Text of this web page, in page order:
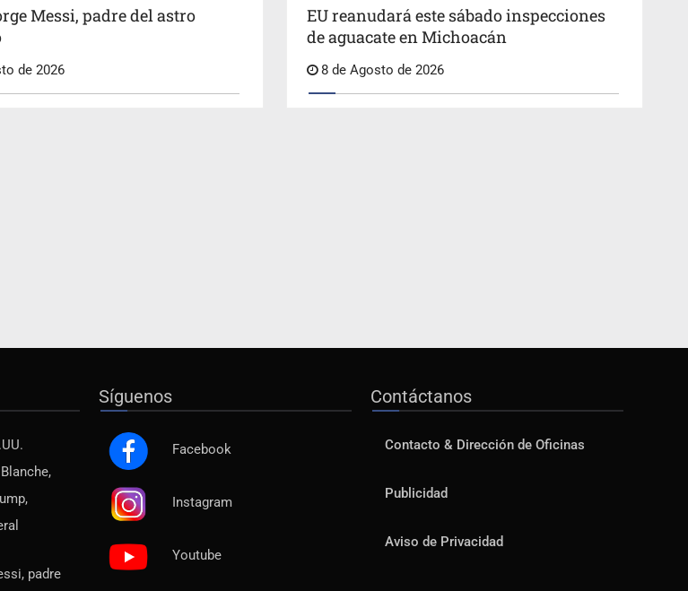
Messi, padre del astro
de 2026
EU reanudará este sábado inspecciones
de aguacate en Michoacán
8 de Agosto de 2026
padre
Síguenos
Facebook
Instagram
Youtube
Contáctanos
Contacto & Dirección de Oficinas
Publicidad
Aviso de Privacidad